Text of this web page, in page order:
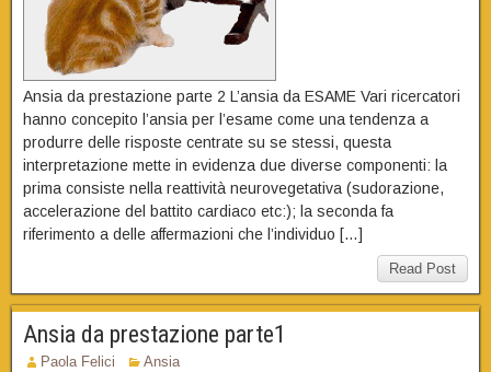
Ansia da prestazione parte 2 L’ansia da ESAME Vari ricercatori
hanno concepito l’ansia per l’esame come una tendenza a
produrre delle risposte centrate su se stessi, questa
interpretazione mette in evidenza due diverse componenti: la
prima consiste nella reattività neurovegetativa (sudorazione,
accelerazione del battito cardiaco etc:); la seconda fa
riferimento a delle affermazioni che l’individuo […]
Read Post
Ansia da prestazione parte1
Paola Felici Ansia